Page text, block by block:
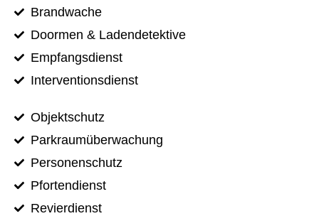
Brandwache
Doormen & Ladendetektive
Empfangsdienst
Interventionsdienst
Objektschutz
Parkraumüberwachung
Personenschutz
Pfortendienst
Revierdienst